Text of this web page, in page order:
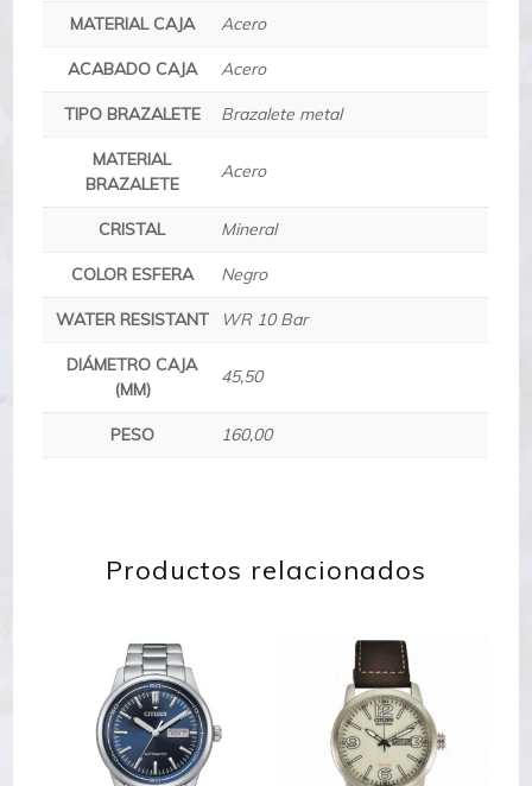
MATERIAL CAJA Acero
ACABADO CAJA Acero
TIPO BRAZALETE Brazalete metal
MATERIAL
BRAZALETE
Acero
CRISTAL Mineral
COLOR ESFERA Negro
WATER RESISTANT WR 10 Bar
DIÁMETRO CAJA
(MM)
45,50
PESO 160,00
Productos relacionados